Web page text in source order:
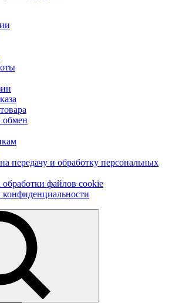
обмен
передачу и обработку персональных
файлов cookie